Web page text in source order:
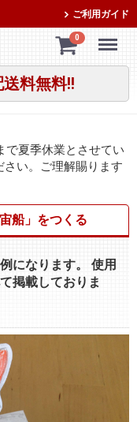
ご利用ガイド
0
送料無料!!
Menu
で夏季休業とさせてい
さい。ご理解賜ります
船」をつくる
になります。
使用
掲載しておりま